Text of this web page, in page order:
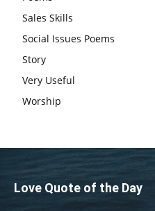
Sales Skills
Social Issues Poems
Story
Very Useful
Worship
Love Quote of the Day